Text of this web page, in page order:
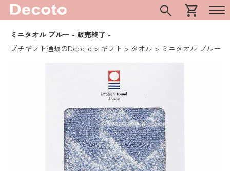
search shopping_cart
ミニタオル ブルー - 販売終了 -
プチギフト通販のDecoto
ギフト タオル ミニタオル ブルー